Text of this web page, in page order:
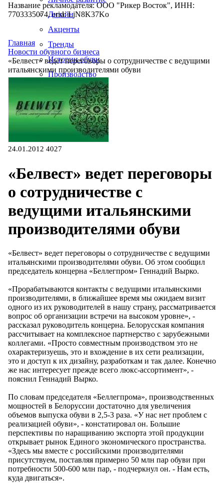
Дизайн
Акценты
Тренды
Истории обуви
Производство
Название рекламодателя: ООО "Рикер Восток", ИНН:
7703335074, erid: LjN8K37Ko
Главная
Новости обувного бизнеса
«Белвест» ведет переговоры о сотрудничестве с ведущими
итальянскими производителями обуви
24.01.2012 4027
«Белвест» ведет переговоры
о сотрудничестве с
ведущими итальянскими
производителями обуви
«Белвест» ведет переговоры о сотрудничестве с ведущими
итальянскими производителями обуви. Об этом сообщил
председатель концерна «Беллегпром» Геннадий Вырко.
«Прорабатываются контакты с ведущими итальянскими
производителями, в ближайшее время мы ожидаем визит
одного из их руководителей в нашу страну, рассматривается
вопрос об организации встречи на высоком уровне», -
рассказал руководитель концерна. Белорусская компания
рассчитывает на комплексное партнерство с зарубежными
коллегами. «Просто совместным производством это не
охарактеризуешь, это и вхождение в их сети реализации,
это и доступ к их дизайну, разработкам и так далее. Конечно
же нас интересует прежде всего люкс-ассортимент», -
пояснил Геннадий Вырко.
По словам председателя «Беллегпрома», производственных
мощностей в Белоруссии достаточно для увеличения
объемов выпуска обуви в 2,5-3 раза. «У нас нет проблем с
реализацией обуви», - констатировал он. Большие
перспективы по наращиванию экспорта этой продукции
открывает рынок Единого экономического пространства.
«Здесь мы вместе с российскими производителями
присутствуем, поставляя примерно 50 млн пар обуви при
потребности 500-600 млн пар, - подчеркнул он. - Нам есть,
куда двигаться».